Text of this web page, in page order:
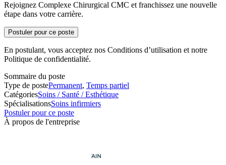
Rejoignez Complexe Chirurgical CMC et franchissez une nouvelle
étape dans votre carrière.
Postuler pour ce poste
En postulant, vous acceptez nos Conditions d’utilisation et notre
Politique de confidentialité.
Sommaire du poste
Type de postePermanent, Temps partiel
CatégoriesSoins / Santé / Esthétique
SpécialisationsSoins infirmiers
Postuler pour ce poste
À propos de l'entreprise